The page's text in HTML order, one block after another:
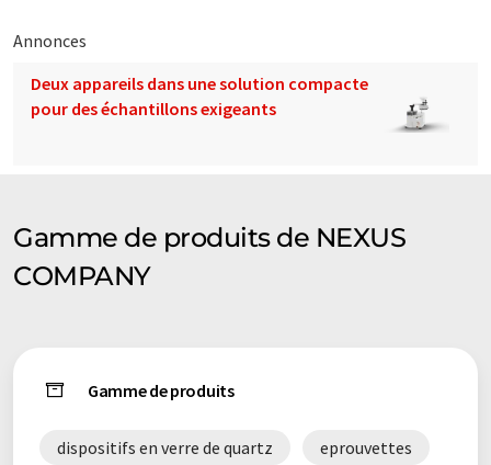
Annonces
Deux appareils dans une solution compacte
pour des échantillons exigeants
Gamme de produits de NEXUS
COMPANY
Gamme de produits
dispositifs en verre de quartz eprouvettes